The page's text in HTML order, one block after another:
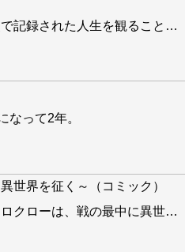
記録された人生を観ること …
なって2年。
世界を征く～（コミック）
クローは、戦の最中に異世…